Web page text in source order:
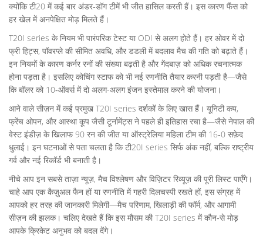
क्योंकि टी20 में कई बार अंडर‑डॉग टीमें भी जीत हासिल करती हैं। इस कारण फैंस को
हर खेल में अनपेक्षित मोड़ मिलते हैं।
T20I series के नियम भी पारंपरिक टेस्ट या ODI से अलग होते हैं। हर ओवर में दो
फ्री हिट्स, पॉवरप्ले की सीमित अवधि, और डडली में बदलाव मैच की गति को बढ़ाते हैं।
इन नियमों के कारण कर्नर रनों की संख्या बढ़ती है और गेंदबाज़ को अधिक रचनात्मक
होना पड़ता है। इसलिए कोचिंग स्टाफ को भी नई रणनीति तैयार करनी पड़ती है—जैसे
कि बॉलर को 10‑ऑवर्स में दो अलग-अलग इंजन इस्तेमाल करने की योजना।
आने वाले सीज़न में कई प्रमुख T20I series दर्शकों के लिए खास हैं। यूनिटी कप,
फ्रेंच ओपन, और आस्था कूप जैसी टूर्नामेंट्स ने पहले ही इतिहास रचा है—जैसे नेपाल की
वेस्ट इंडीज़ के खिलाफ 90 रन की जीत या ऑस्ट्रेलिया महिला टीम की 16‑0 सफ़ेद
धुलाई। इन घटनाओं से पता चलता है कि टी20I series सिर्फ अंक नहीं, बल्कि राष्ट्रीय
गर्व और नई रिकॉर्ड भी बनाती है।
नीचे आप इन सबसे ताज़ा न्यूज़, मैच विश्लेषण और विज़िटर रिव्यूज़ की पूरी लिस्ट पाएँगे।
चाहे आप एक कैज़ुअल फैन हों या रणनीति में गहरी दिलचस्पी रखते हों, इस संग्रह में
आपको हर तरह की जानकारी मिलेगी—मैच परिणाम, खिलाड़ी की फॉर्म, और आगामी
सीज़न की झलक। चलिए देखते हैं कि इस मौसम की T20I series में कौन‑से मोड़
आपके क्रिकेट अनुभव को बदल देंगे।